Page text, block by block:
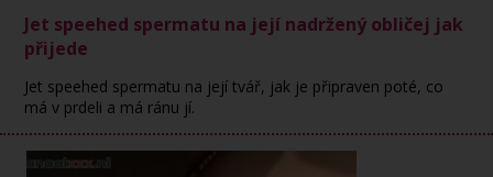
Jet speehed spermatu na její nadržený obličej jak
přijede
Jet speehed spermatu na její tvář, jak je připraven poté, co
má v prdeli a má ránu jí.